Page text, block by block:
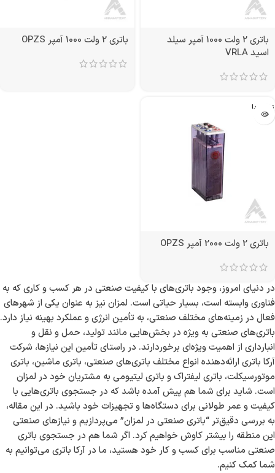
باتری 2 ولت 1000 آمپر سیلد
اسید VRLA
باتری 2 ولت 1000 آمپر OPZS
تمام شد!
باتری 2 ولت 2000 آمپر OPZS
در دنیای امروز، وجود باتری‌های با کیفیت صنعتی در هر کسب و کاری که به
فناوری وابسته است، بسیار حیاتی است. لمزان نیز به عنوان یکی از شهرهای
فعال در زمینه‌های مختلف صنعتی، به تأمین انرژی و عملکرد بهینه نیاز دارد.
باتری‌های صنعتی به ویژه در بخش‌هایی مانند تولید، حمل و نقل و
انبارداری از اهمیت ویژه‌ای برخوردارند. در راستای تأمین این نیازها، شرکت
آرکا باتری ارائه‌دهنده انواع مختلف باتری‌های صنعتی، باتری ماشین، باتری
موتورسیکلت، باتری لیفتراک و باتری لیتیومی به مشتریان خود در لمزان
است. شاید برای شما هم پیش آمده باشد که در جستجوی باتری‌هایی با
کیفیت و عمر طولانی برای دستگاه‌ها و تجهیزات خود باشید. در این مقاله،
به بررسی دقیق‌تر “باتری صنعتی در لمزان” می‌پردازیم و نیازهای صنعتی
این منطقه را بیشتر کاوش خواهیم کرد. اگر شما هم در جستجوی باتری
صنعتی مناسب برای کسب و کار خود هستید، ما در آرکا باتری می‌توانیم به
شما کمک کنیم.